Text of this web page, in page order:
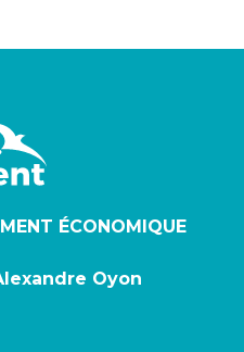
ÉCONOMIQUE
Oyon